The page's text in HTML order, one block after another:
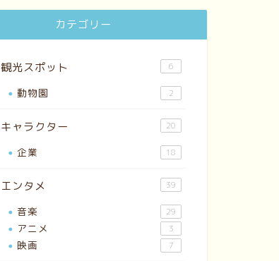
カテゴリー
観光スポット 6
動物園 2
キャラクター 20
企業 18
エンタメ 39
音楽 29
アニメ 3
映画 7